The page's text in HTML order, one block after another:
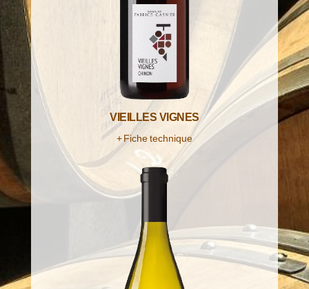
VIEILLES VIGNES
+ Fiche technique